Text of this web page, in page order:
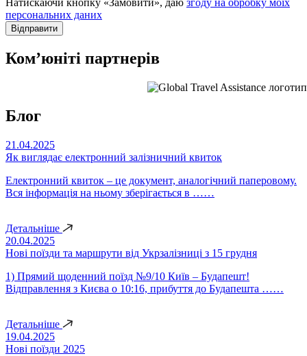
персональних даних
Відправити
Комʼюніті партнерів
Блог
21.04.2025
Як виглядає електронний залізничний квиток
Електронний квиток – це документ, аналогічний паперовому.
Вся інформація на ньому зберігається в ……
Детальніше
20.04.2025
Нові поїзди та маршрути від Укрзалізниці з 15 грудня
1) Прямий щоденний поїзд №9/10 Київ – Будапешт!
Відправлення з Києва о 10:16, прибуття до Будапешта ……
Детальніше
19.04.2025
Нові поїзди 2025